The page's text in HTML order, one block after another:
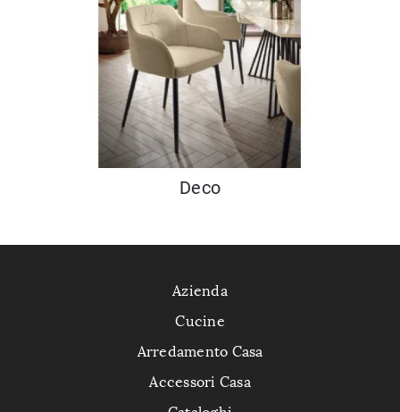
Deco
Azienda
Cucine
Arredamento Casa
Accessori Casa